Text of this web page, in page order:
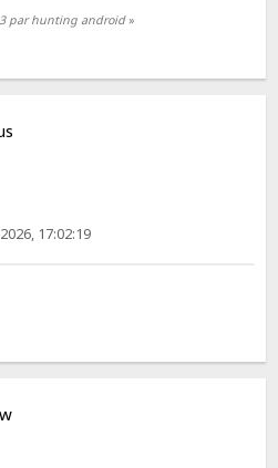
par hunting android»
17:02:19